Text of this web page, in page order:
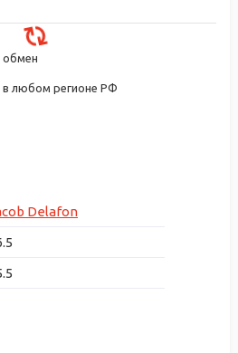
обмен
любом регионе РФ
Delafon